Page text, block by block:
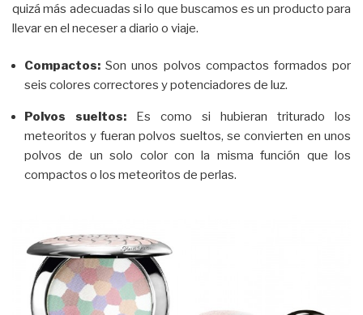
quizá más adecuadas si lo que buscamos es un producto para
llevar en el neceser a diario o viaje.
Compactos: Son unos polvos compactos formados por
seis colores correctores y potenciadores de luz.
Polvos sueltos: Es como si hubieran triturado los
meteoritos y fueran polvos sueltos, se convierten en unos
polvos de un solo color con la misma función que los
compactos o los meteoritos de perlas.